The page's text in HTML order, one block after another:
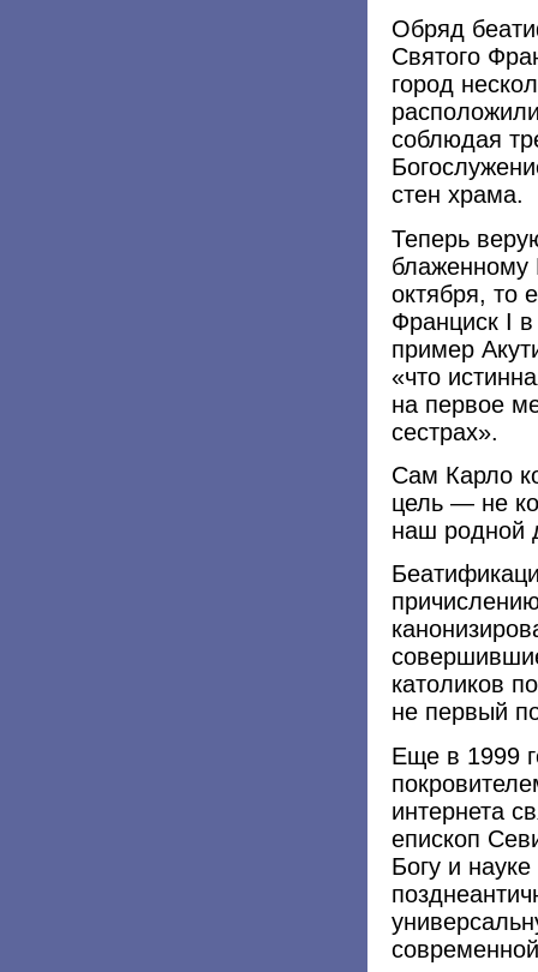
Обряд
Святого
город
соблюдая
стен храма.
Теперь
блаженному
октября, то
Франциск I
пример
«что
на первое
сестрах».
Сам Карло
цель — не
наш родной
католиков
не первый
Еще в 1999
интернета
епископ
Богу и